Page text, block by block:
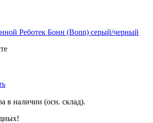
Реботек Бонн (Bonn) серый/черный
в наличии (осн. склад).